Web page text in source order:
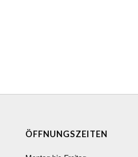
ÖFFNUNGSZEITEN